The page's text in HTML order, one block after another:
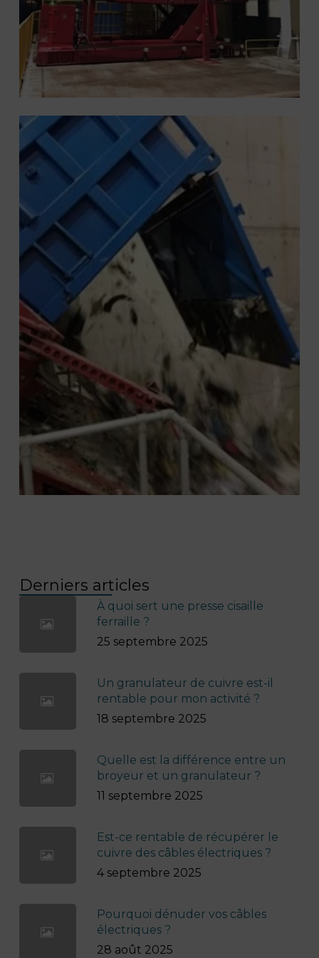
Derniers articles
À quoi sert une presse cisaille
ferraille ?
25 septembre 2025
Un granulateur de cuivre est-il
rentable pour mon activité ?
18 septembre 2025
Quelle est la différence entre un
broyeur et un granulateur ?
11 septembre 2025
Est-ce rentable de récupérer le
cuivre des câbles électriques ?
4 septembre 2025
Pourquoi dénuder vos câbles
électriques ?
28 août 2025